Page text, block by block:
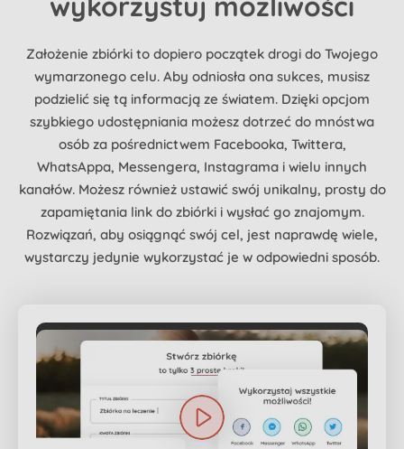
Założenie zbiórki to dopiero początek drogi do Twojego
wymarzonego celu. Aby odniosła ona sukces, musisz
podzielić się tą informacją ze światem. Dzięki opcjom
szybkiego udostępniania możesz dotrzeć do mnóstwa
osób za pośrednictwem Facebooka, Twittera,
WhatsAppa, Messengera, Instagrama i wielu innych
kanałów. Możesz również ustawić swój unikalny, prosty do
zapamiętania link do zbiórki i wysłać go znajomym.
Rozwiązań, aby osiągnąć swój cel, jest naprawdę wiele,
wystarczy jedynie wykorzystać je w odpowiedni sposób.